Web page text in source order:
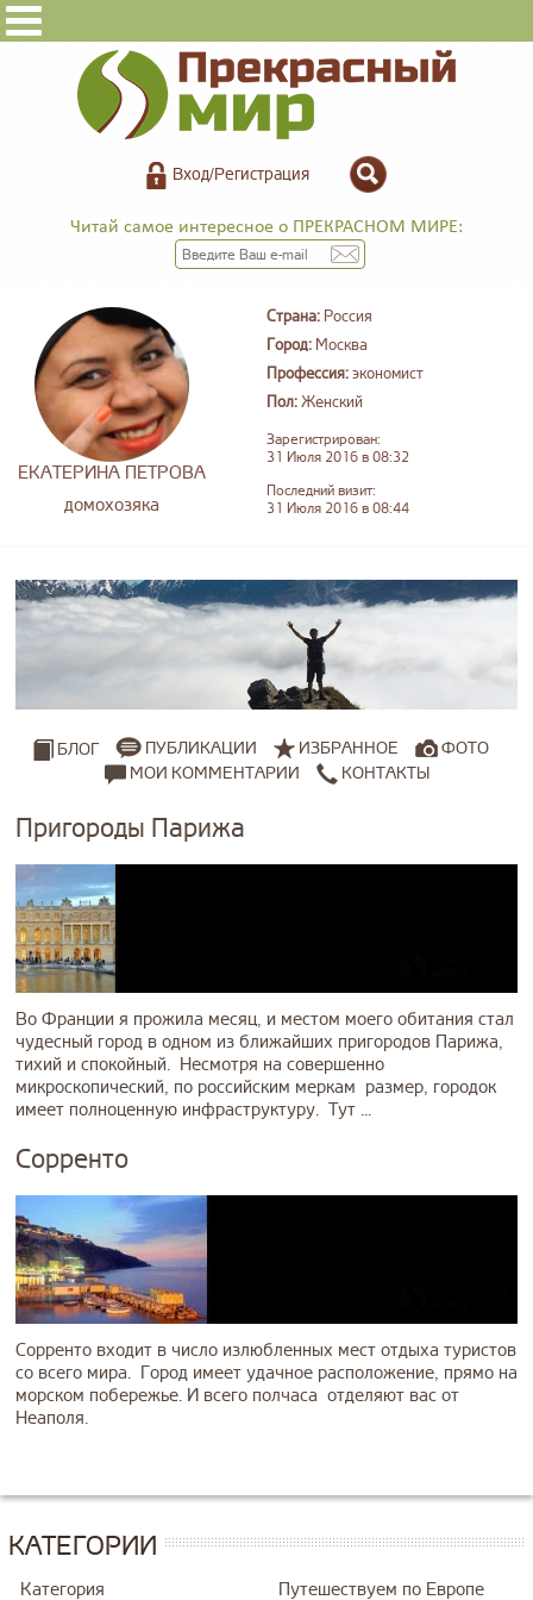
Вход/Регистрация
Читай самое интересное о ПРЕКРАСНОМ МИРЕ:
ЕКАТЕРИНА ПЕТРОВА
домохозяка
Страна: Россия
Город: Москва
Профессия:экономист
Пол:Женский
Зарегистрирован:
31 Июля 2016 в 08:32
Последний визит:
31 Июля 2016 в 08:44
БЛОГ ПУБЛИКАЦИИ ИЗБРАННОЕ
ФОТО
МОИ КОММЕНТАРИИ
КОНТАКТЫ
Пригороды Парижа
Во Франции я прожила месяц, и местом моего обитания стал
чудесный город в одном из ближайших пригородов Парижа,
тихий и спокойный. Несмотря на совершенно
микроскопический, по российским меркам размер, городок
имеет полноценную инфраструктуру. Тут ...
Сорренто
Сорренто входит в число излюбленных мест отдыха туристов
со всего мира. Город имеет удачное расположение, прямо на
морском побережье. И всего полчаса отделяют вас от
Неаполя.
КАТЕГОРИИ
Категория Путешествуем по Европе